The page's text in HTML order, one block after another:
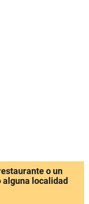
o un
alguna localidad